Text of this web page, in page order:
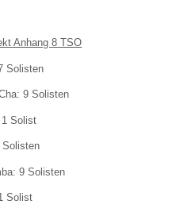
Anhang 8 TSO
Solisten
9 Solisten
1 Solist
Solisten
9 Solisten
Solist